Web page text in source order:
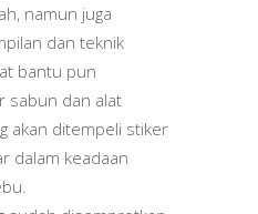
namun juga
dan teknik
bantu pun
sabun dan alat
akan ditempeli stiker
dalam keadaan